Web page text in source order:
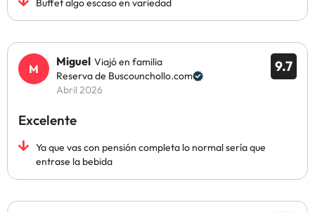
Buffet algo escaso en variedad
9.7
Miguel Viajó en familia
Reserva de Buscounchollo.com
Abril 2026
Excelente
Ya que vas con pensión completa lo normal sería que
entrase la bebida